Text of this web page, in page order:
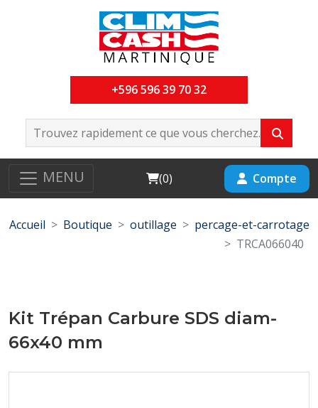
+596 596 39 70 32
MENU Cart
(0) Compte
Accueil Boutique outillage
percage-et-carrotage
TRCA066040
Kit Trépan Carbure SDS diam-
66x40 mm